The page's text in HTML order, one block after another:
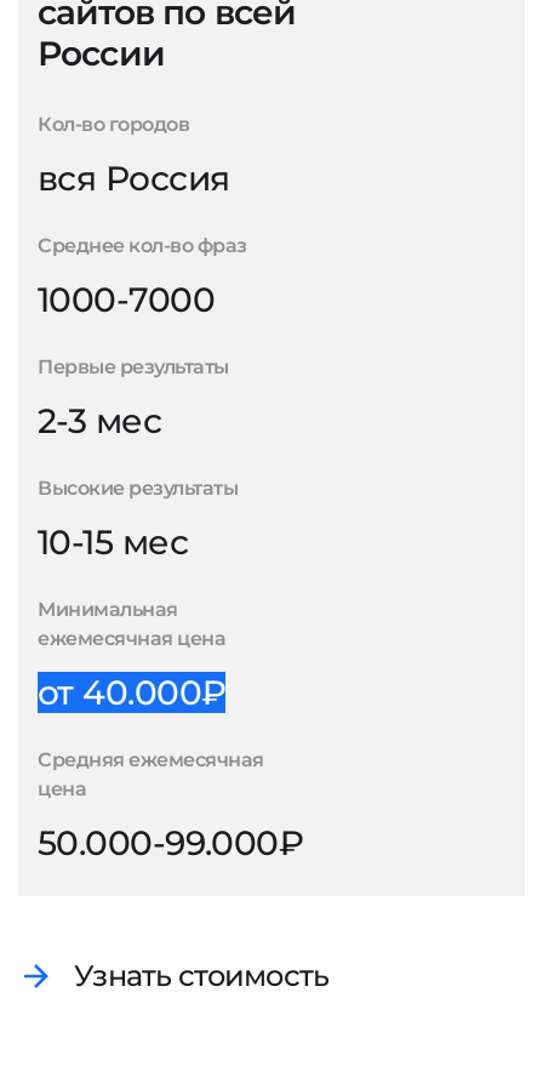
сайтов по всей
России
Кол-во городов
вся Россия
Среднее кол-во фраз
1000-7000
Первые результаты
2-3 мес
Высокие результаты
10-15 мес
Минимальная
ежемесячная цена
от 40.000₽
Средняя ежемесячная
цена
50.000-99.000₽
Узнать стоимость